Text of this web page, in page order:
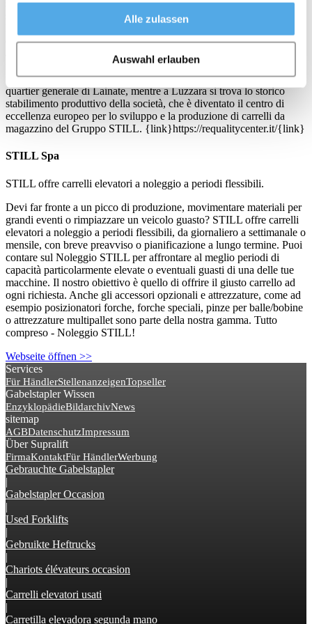
Alle zulassen
Auswahl erlauben
semplice carrello elevatore, integrandolo con software di magazzino,
scaffalature e confezionando progetti personalizzati, chiavi in mano.
diretti e può contare sulla più solida e capillare rete di vendita e
assistenza presente sul territorio, composta da 7 filiali dirette, oltre 60
tra concessionari e partner, 950 tecnici di assistenza e oltre 170
funzionari commerciali. Le attività in Italia sono coordinate dal
quartier generale di Lainate, mentre a Luzzara si trova lo storico
stabilimento produttivo della società, che è diventato il centro di
eccellenza europeo per lo sviluppo e la produzione di carrelli da
magazzino del Gruppo STILL. {link}https://requalitycenter.it/{link}
STILL Spa
STILL offre carrelli elevatori a noleggio a periodi flessibili.
Devi far fronte a un picco di produzione, movimentare materiali per
grandi eventi o rimpiazzare un veicolo guasto? STILL offre carrelli
elevatori a noleggio a periodi flessibili, da giornaliero a settimanale o
mensile, con breve preavviso o pianificazione a lungo termine. Puoi
contare sul Noleggio STILL per affrontare al meglio periodi di
capacità particolarmente elevate o eventuali guasti di una delle tue
macchine. Il nostro obiettivo è quello di offrire il giusto carrello ad
ogni richiesta. Anche gli accessori opzionali e attrezzature, come ad
esempio posizionatori forche, forche speciali, pinze per balle/bobine
o attrezzature multipallet sono parte della nostra gamma. Tutto
compreso - Noleggio STILL!
Webseite öffnen >>
Services
Für HändlerStellenanzeigenTopseller
Gabelstapler Wissen
EnzyklopädieBildarchivNews
sitemap
AGBDatenschutzImpressum
Über Supralift
FirmaKontaktFür HändlerWerbung
Gebrauchte Gabelstapler
|
Gabelstapler Occasion
|
Used Forklifts
|
Gebruikte Heftrucks
|
Chariots élévateurs occasion
|
Carrelli elevatori usati
|
Carretilla elevadora segunda mano